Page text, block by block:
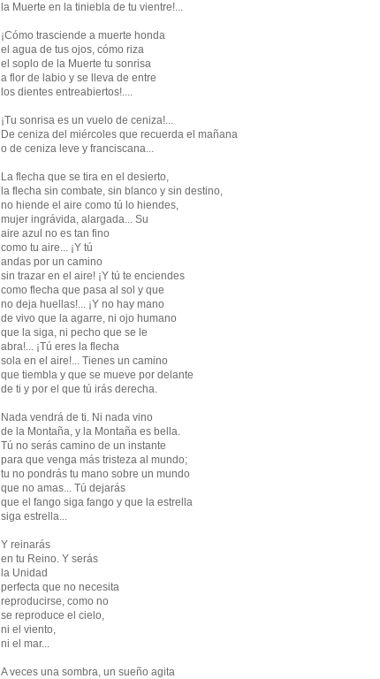
la Muerte en la tiniebla de tu vientre!...
¡Cómo trasciende a muerte honda
el agua de tus ojos, cómo riza
el soplo de la Muerte tu sonrisa
a flor de labio y se lleva de entre
los dientes entreabiertos!....
¡Tu sonrisa es un vuelo de ceniza!...
De ceniza del miércoles que recuerda el mañana
o de ceniza leve y franciscana...
La flecha que se tira en el desierto,
la flecha sin combate, sin blanco y sin destino,
no hiende el aire como tú lo hiendes,
mujer ingrávida, alargada... Su
aire azul no es tan fino
como tu aire... ¡Y tú
andas por un camino
sin trazar en el aire! ¡Y tú te enciendes
como flecha que pasa al sol y que
no deja huellas!... ¡Y no hay mano
de vivo que la agarre, ni ojo humano
que la siga, ni pecho que se le
abra!... ¡Tú eres la flecha
sola en el aire!... Tienes un camino
que tiembla y que se mueve por delante
de ti y por el que tú irás derecha.
Nada vendrá de ti. Ni nada vino
de la Montaña, y la Montaña es bella.
Tú no serás camino de un instante
para que venga más tristeza al mundo;
tu no pondrás tu mano sobre un mundo
que no amas... Tú dejarás
que el fango siga fango y que la estrella
siga estrella...
Y reinarás
en tu Reino. Y serás
la Unidad
perfecta que no necesita
reproducirse, como no
se reproduce el cielo,
ni el viento,
ni el mar...
A veces una sombra, un sueño agita